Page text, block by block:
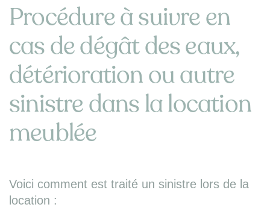
Procédure à suivre en
cas de dégât des eaux,
détérioration ou autre
sinistre dans la location
meublée
Voici comment est traité un sinistre lors de la
location :